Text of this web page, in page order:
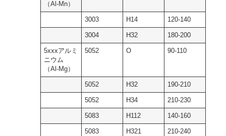
（Al-Mn）
3003 H14 120-140
3004 H32 180-200
5xxxアルミ
ニウム
（Al-Mg）
5052 O 90-110
5052 H32 190-210
5052 H34 210-230
5083 H112 140-160
5083 H321 210-240